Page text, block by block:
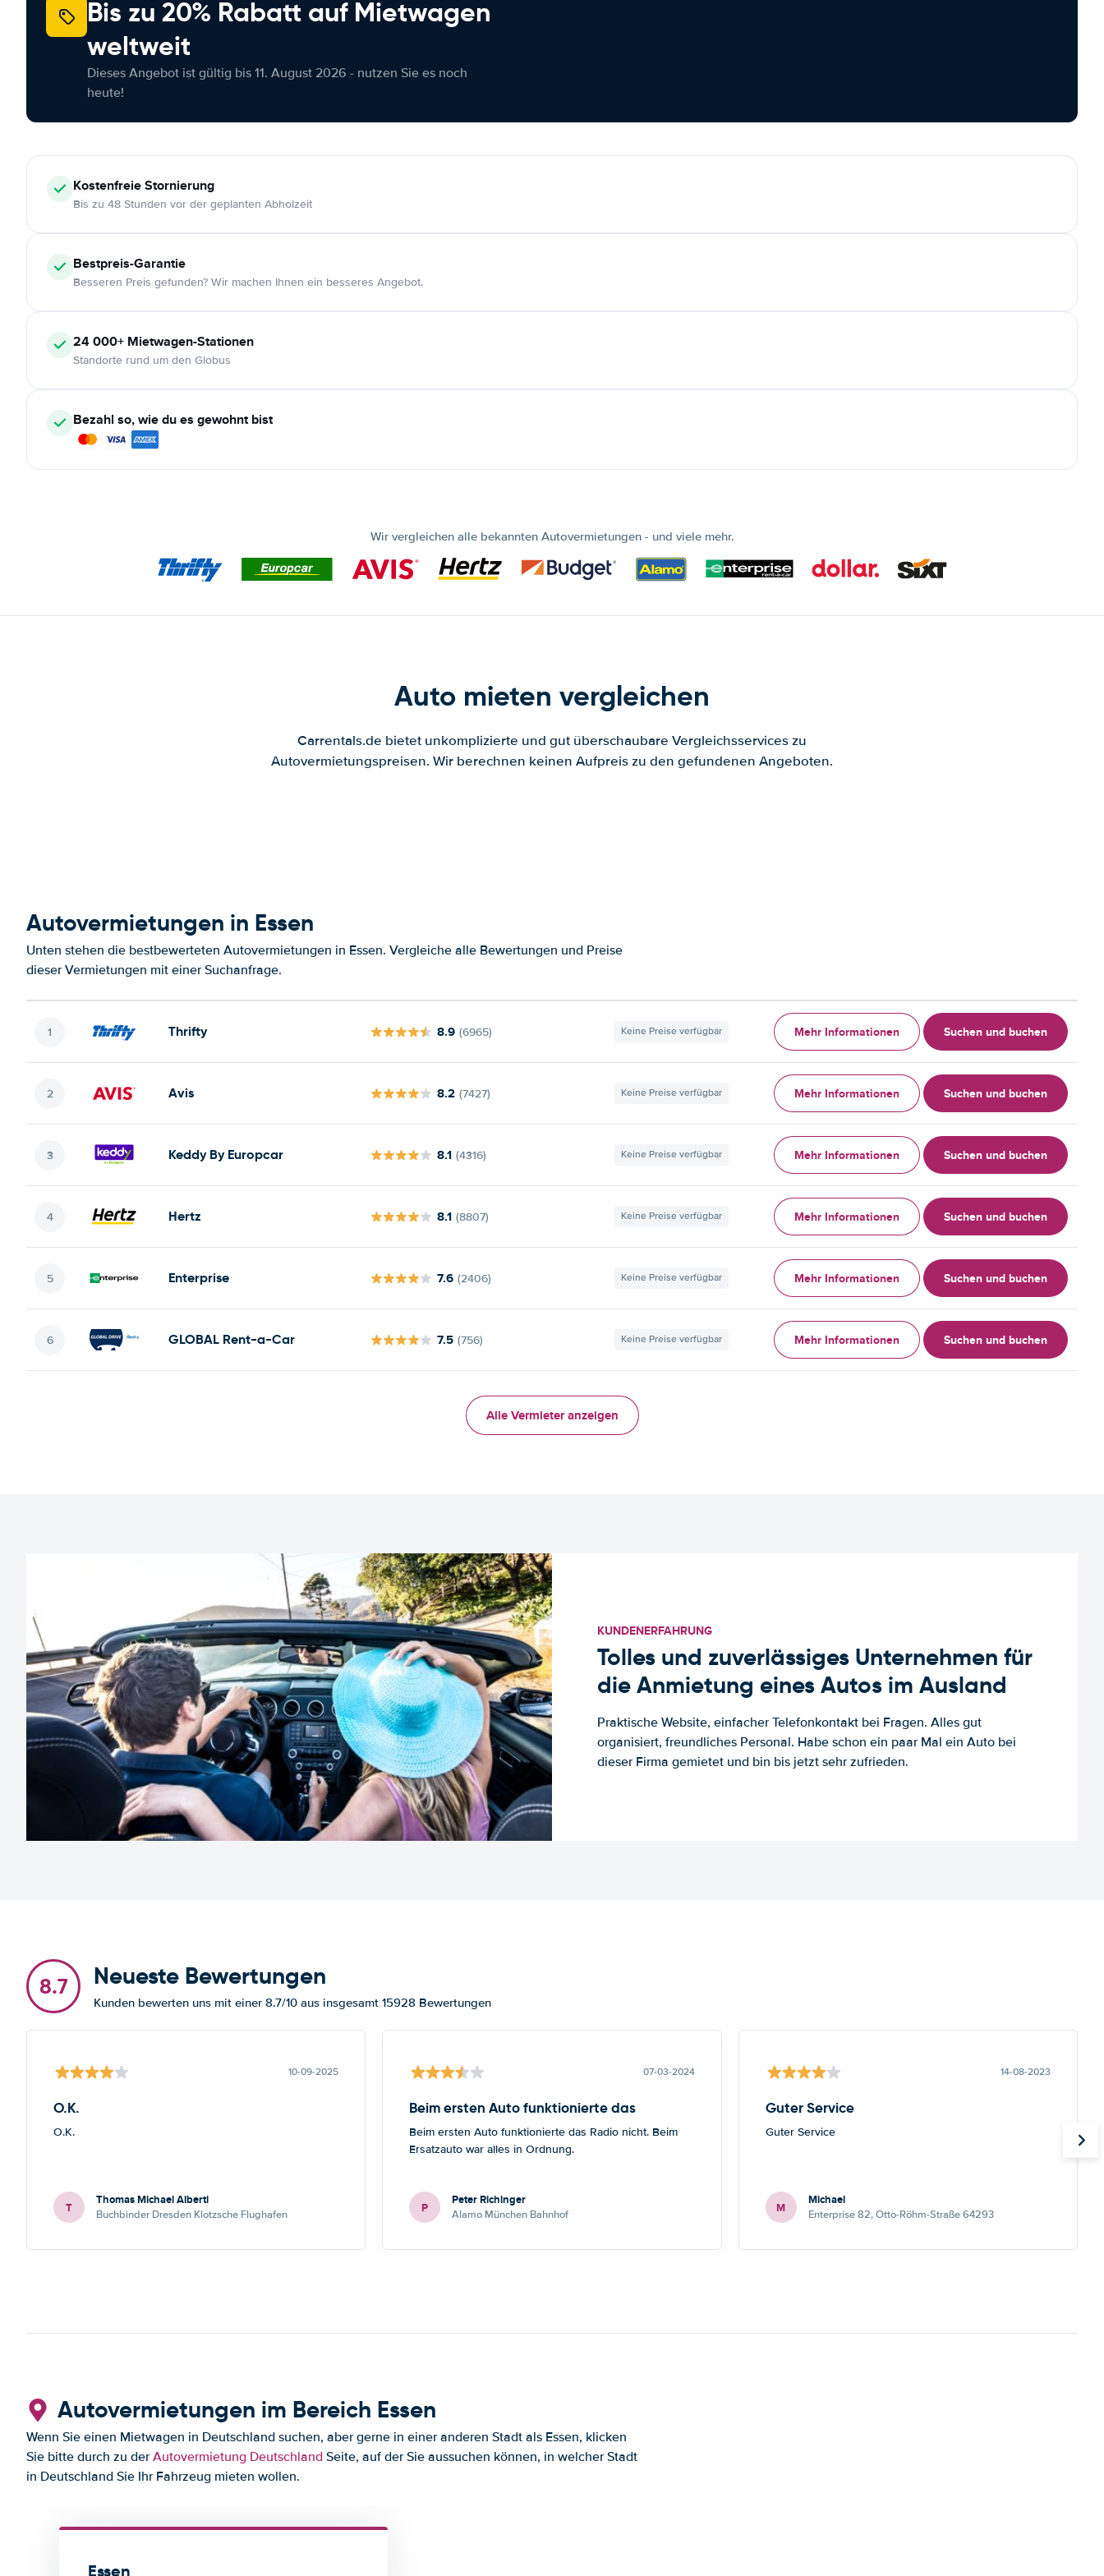
Bis zu 20% Rabatt auf Mietwagen
weltweit
Dieses Angebot ist gültig bis 11. August 2026 - nutzen Sie es noch
heute!
KostenfreieStornierung
Bis zu 48 Stunden vor der geplanten Abholzeit
Bestpreis-Garantie
Besseren Preis gefunden? Wir machen Ihnen ein besseres Angebot.
24 000+ Mietwagen-Stationen
Standorte rund um den Globus
Bezahl so, wie du es gewohnt bist
Wir vergleichen alle bekannten Autovermietungen - und viele mehr.
Auto mieten vergleichen
Carrentals.de bietet unkomplizierte und gut überschaubare Vergleichsservices zu
Autovermietungspreisen. Wir berechnen keinen Aufpreis zu den gefundenen Angeboten.
Autovermietungen in Essen
Unten stehen die bestbewerteten Autovermietungen in Essen. Vergleiche alle Bewertungen und Preise
dieser Vermietungen mit einer Suchanfrage.
Thrifty 8.9 (6965) Keine Preise verfügbar Mehr Informationen Suchen und buchen
Avis 8.2 (7427) Keine Preise verfügbar Mehr Informationen Suchen und buchen
Keddy By Europcar 8.1 (4316) Keine Preise verfügbar Mehr Informationen Suchen und buchen
Hertz 8.1 (8807) Keine Preise verfügbar Mehr Informationen Suchen und buchen
Enterprise 7.6 (2406) Keine Preise verfügbar Mehr Informationen Suchen und buchen
GLOBAL Rent-a-Car 7.5 (756) Keine Preise verfügbar Mehr Informationen Suchen und buchen
Alle Vermieter anzeigen
KUNDENERFAHRUNG
Tolles und zuverlässiges Unternehmen für
die Anmietung eines Autos im Ausland
Praktische Website, einfacher Telefonkontakt bei Fragen. Alles gut
organisiert, freundliches Personal. Habe schon ein paar Mal ein Auto bei
dieser Firma gemietet und bin bis jetzt sehr zufrieden.
8.7 Neueste Bewertungen
Kunden bewerten uns mit einer 8.7/10 aus insgesamt 15928 Bewertungen
10-09-2025
O.K.
O.K.
T Thomas Michael Alberti
Buchbinder Dresden Klotzsche Flughafen
07-03-2024
Beim ersten Auto funktionierte das
Beim ersten Auto funktionierte das Radio nicht. Beim
Ersatzauto war alles in Ordnung.
P Peter Richinger
Alamo München Bahnhof
14-08-2023
Guter Service
Guter Service
M Michael
Enterprise 82, Otto-Röhm-Straße 64293
Autovermietungen im Bereich Essen
Wenn Sie einen Mietwagen in Deutschland suchen, aber gerne in einer anderen Stadt als Essen, klicken
Sie bitte durch zu derAutovermietung Deutschland Seite, auf der Sie aussuchen können, in welcher Stadt
in Deutschland Sie Ihr Fahrzeug mieten wollen.
Essen